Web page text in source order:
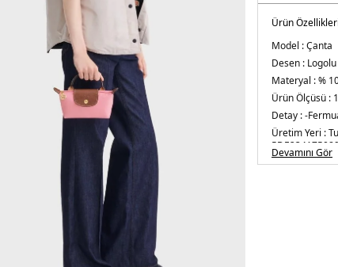
Ürün Özellikleri
Model :Çanta
Desen : Logolu
Materyal :%
Ürün Ölçüsü :
Detay :-
Üretim Yeri :
Devamını Gör